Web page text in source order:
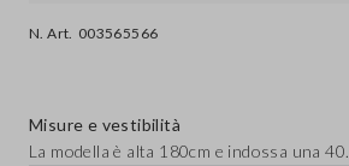
N. Art. 003565566
Misure e vestibilità
La modella è alta 180cm e indossa una 40.